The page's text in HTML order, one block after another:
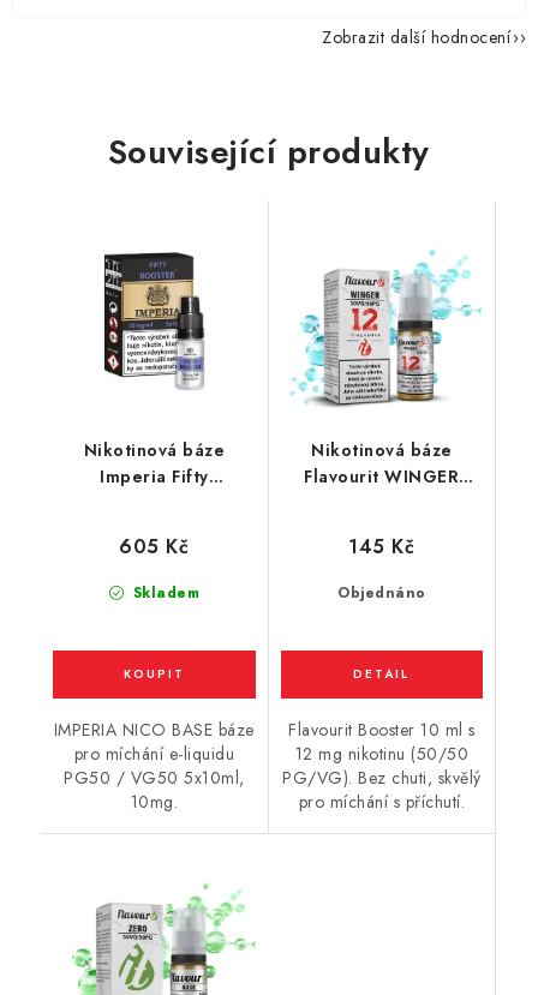
Zobrazit další hodnocení
Související produkty
Nikotinová báze
Imperia Fifty
Skladem
605 Kč
IMPERIA NICO BASE báze
pro míchání e-liquidu
PG50 / VG50 5x10ml,
10mg.
Nikotinová báze
Flavourit WINGER
Objednáno
145 Kč
Flavourit Booster 10 ml s
12 mg nikotinu (50/50
PG/VG). Bez chuti, skvělý
pro míchání s příchutí.